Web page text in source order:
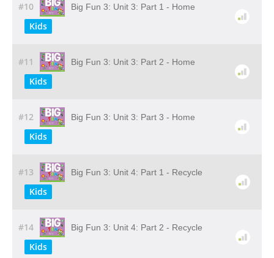
#10 Big Fun 3: Unit 3: Part 1 - Home
Kids
#11 Big Fun 3: Unit 3: Part 2 - Home
Kids
#12 Big Fun 3: Unit 3: Part 3 - Home
Kids
#13 Big Fun 3: Unit 4: Part 1 - Recycle
Kids
#14 Big Fun 3: Unit 4: Part 2 - Recycle
Kids